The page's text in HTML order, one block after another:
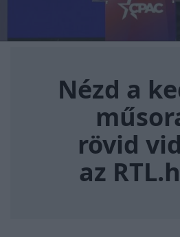
Nézd a
rövid
az